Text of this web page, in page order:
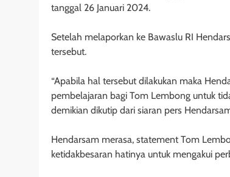
tanggal 26 Januari 2024.
Setelah melaporkan ke Bawaslu RI
tersebut.
“Apabila hal tersebut dilakukan maka
pembelajaran bagi Tom Lembong untuk
demikian dikutip dari siaran pers
Hendarsam merasa, statement Tom
ketidakbesaran hatinya untuk mengakui